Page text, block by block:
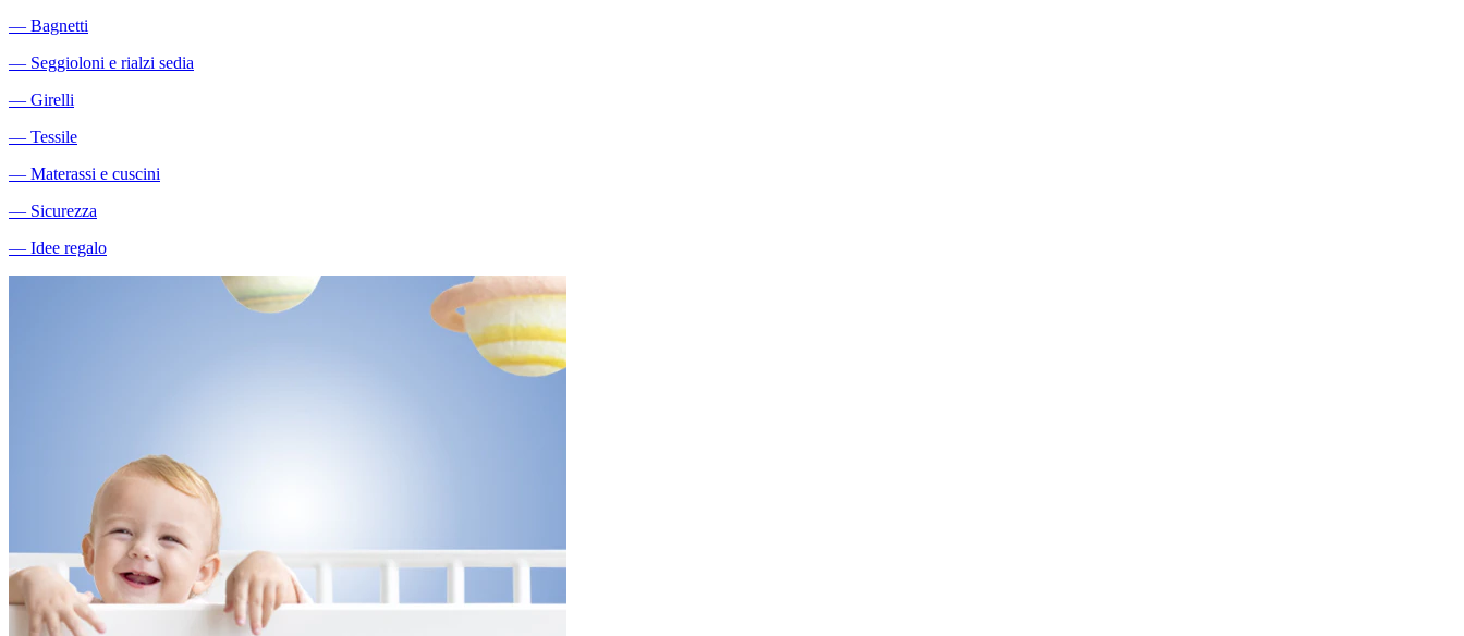
― Bagnetti
― Seggioloni e rialzi sedia
― Girelli
― Tessile
― Materassi e cuscini
― Sicurezza
― Idee regalo